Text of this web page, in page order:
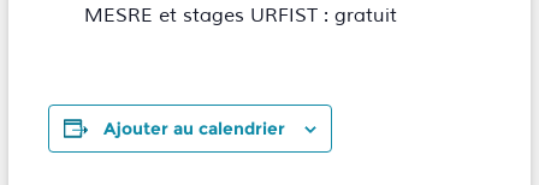
MESRE et stages URFIST : gratuit
Ajouter au calendrier